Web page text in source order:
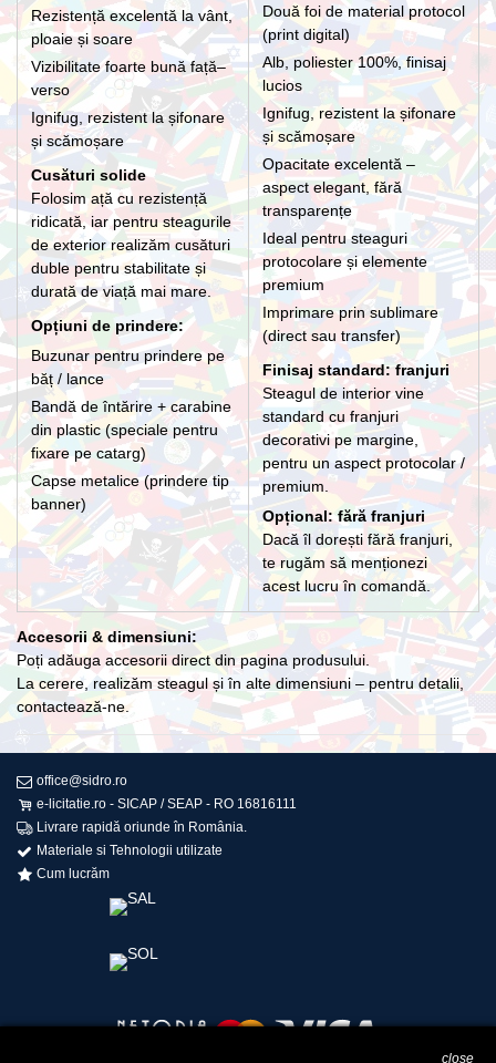
Rezistență excelentă la vânt,
ploaie și soare
Vizibilitate foarte bună față–
verso
Ignifug, rezistent la șifonare
și scămoșare
Cusături solide
Folosim ață cu rezistență
ridicată, iar pentru steagurile
de exterior realizăm cusături
duble pentru stabilitate și
durată de viață mai mare.
Opțiuni de prindere:
Buzunar pentru prindere pe
băț / lance
Bandă de întărire + carabine
din plastic (speciale pentru
fixare pe catarg)
Capse metalice (prindere tip
banner)
Două foi de material protocol
(print digital)
Alb, poliester 100%, finisaj
lucios
Ignifug, rezistent la șifonare
și scămoșare
Opacitate excelentă –
aspect elegant, fără
transparențe
Ideal pentru steaguri
protocolare și elemente
premium
Imprimare prin sublimare
(direct sau transfer)
Finisaj standard: franjuri
Steagul de interior vine
standard cu franjuri
decorativi pe margine,
pentru un aspect protocolar /
premium.
Opțional: fără franjuri
Dacă îl dorești fără franjuri,
te rugăm să menționezi
acest lucru în comandă.
Accesorii & dimensiuni:
Poți adăuga accesorii direct din pagina produsului.
La cerere, realizăm steagul și în alte dimensiuni – pentru detalii,
contactează-ne.
office@sidro.ro
e-licitatie.ro - SICAP / SEAP - RO 16816111
Livrare rapidă oriunde în România.
Materiale si Tehnologii utilizate
Cum lucrăm
close